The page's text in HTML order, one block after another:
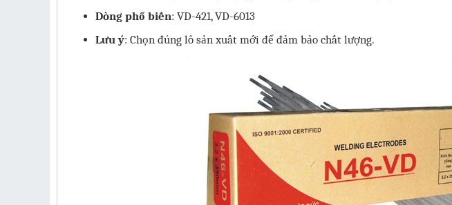
Dòng phổ biến: VD-421, VD-6013
Lưu ý: Chọn đúng lô sản xuất mới để đảm bảo chất lượng.